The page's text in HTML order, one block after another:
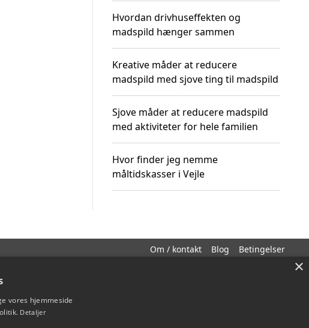
Hvordan drivhuseffekten og
madspild hænger sammen
Kreative måder at reducere
madspild med sjove ting til madspild
Sjove måder at reducere madspild
med aktiviteter for hele familien
Hvor finder jeg nemme
måltidskasser i Vejle
Om / kontakt Blog Betingelser
×
vores hjemmeside
Detaljer